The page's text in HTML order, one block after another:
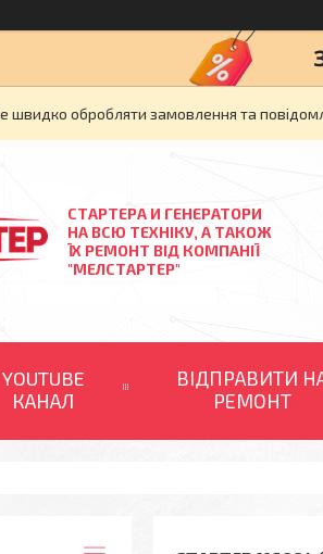
швидко обробляти замовлення та
СТАРТЕРА И ГЕНЕРАТОРИ
НА ВСЮ ТЕХНІКУ, А ТАКОЖ
ЇХ РЕМОНТ ВІД КОМПАНІЇ
"МЕЛСТАРТЕР"
YOUTUBE
КАНАЛ
ВІДПРАВИТИ
РЕМОНТ